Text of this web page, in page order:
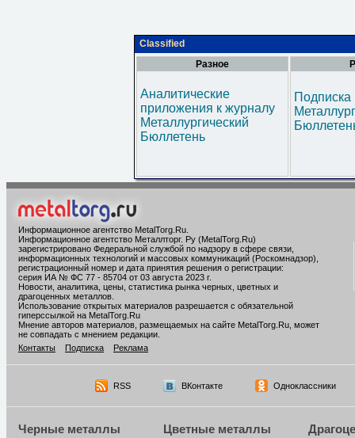
Classified
Разное
Аналитические
приложения к журналу
Металлургический
Бюллетень
Информационное агентство MetalTorg.Ru
Информационное агентство Металлторг. Ру (MetalTorg.Ru)
зарегистрировано Федеральной службой по надзору в сфере связи,
информационных технологий и массовых коммуникаций (Роскомнадзор),
регистрационный номер и дата принятия решения о регистрации:
серия ИА № ФС 77 - 85704 от 03 августа 2023 г.
Новости, аналитика, цены, статистика рынка черных, цветных и
драгоценных металлов.
Использование открытых материалов разрешается с обязательной
гиперссылкой на MetalTorg.Ru
Мнение авторов материалов, размещаемых на сайте MetalTorg.Ru, может
не совпадать с мнением редакции.
Контакты
Подписка Реклама
RSS ВКонтакте Одноклассники
Черные металлы Цветные металлы